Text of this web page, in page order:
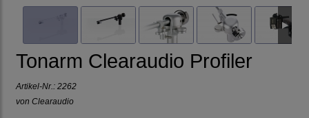
Tonarm Clearaudio Profiler
Artikel-Nr.: 2262
von Clearaudio